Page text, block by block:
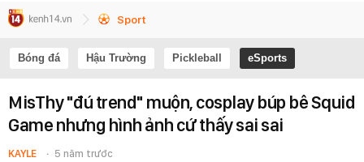
Sport
Bóng đá Hậu Trường Pickleball eSports
MisThy "đú trend" muộn, cosplay búp bê Squid
Game nhưng hình ảnh cứ thấy sai sai
KAYLE 5 năm trước